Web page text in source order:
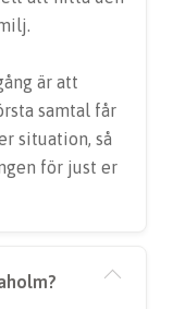
är att
samtal får
situation, så
för just er